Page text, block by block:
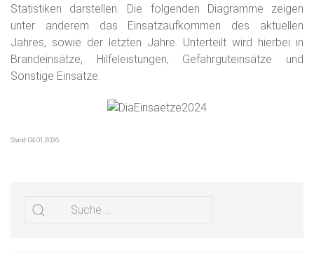
Statistiken darstellen. Die folgenden Diagramme zeigen
unter anderem das Einsatzaufkommen des aktuellen
Jahres, sowie der letzten Jahre. Unterteilt wird hierbei in
Brandeinsätze, Hilfeleistungen, Gefahrguteinsätze und
Sonstige Einsätze.
Stand: 04.01.2026